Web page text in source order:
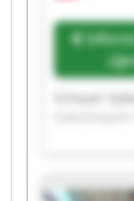
Informacije o
Schauer
Schauer
Schauer
Gabelstapler